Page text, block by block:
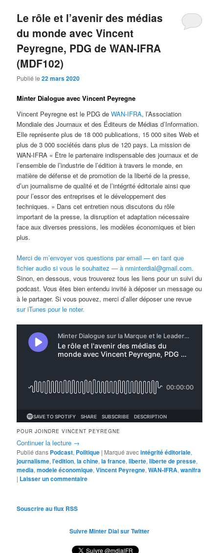
Le rôle et l’avenir des médias
du monde avec Vincent
Peyregne, PDG de WAN-IFRA
(MDF102)
Publié le22 mars 2020
Minter Dialogue avec Vincent Peyregne
Vincent Peyregne est le PDG deWAN-IFRA, l’Association
Mondiale des Journaux et des Éditeurs de Médias d’Information.
Elle représente plus de 18 000 publications, 15 000 sites Web et
plus de 3 000 sociétés dans plus de 120 pays. La mission de
WAN-IFRA « Être le partenaire indispensable des journaux et de
l’ensemble de l’industrie de l’édition à travers le monde, en
matière de défense et de promotion de la liberté de la presse,
d’un journalisme de qualité et de l’intégrité éditoriale ainsi que
pour l’essor des entreprises et le développement des
techniques. » Dans cet entretien nous discutons du rôle
important de la presse, la disruption et adaptation nécessaire
face aux diverses pressions, les modèles économiques et bien
plus.
Merci de m’envoyer vos questions par email — en tant que
fichier audio si vous le souhaitez — à nminterdial@gmail.com.
Sinon, en dessous, vous trouverez tous les liens pour un suivi du
podcast. Vous êtes bien entendu invité à déposer un message ou
à le partager. Si vous pouvez, merci d’aller déposer une revue
sur iTunes pour le noter.
POUR JOINDRE VINCENT PEYREGNE
Continuer la lecture →
Publié dans Podcast, Politique | Marqué avecintégrité éditoriale,
journalisme,l'edition,la chine,la france,liberte,liberte de presse,
media,modele économique,Vincent Peyregne,WAN-IFRA,wanifra
| Laisser un commentaire
Souscrire au flux RSS
Suivre Minter Dial sur Twitter